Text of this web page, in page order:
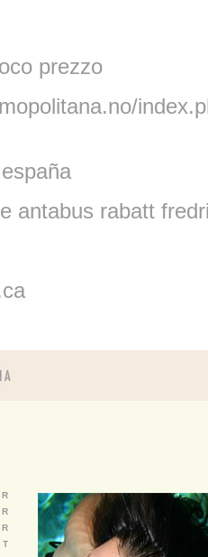
prezzo
antabus rabatt
T